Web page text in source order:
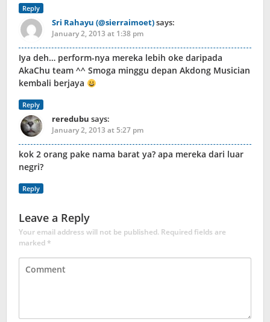
Reply
Sri Rahayu (@sierraimoet)says:
January 2, 2013 at 1:38 pm
Iya deh… perform-nya mereka lebih oke daripada
AkaChu team ^^ Smoga minggu depan Akdong Musician
kembali berjaya
Reply
reredubu says:
January 2, 2013 at 5:27 pm
kok 2 orang pake nama barat ya? apa mereka dari luar
negri?
Reply
Leave a Reply
Your email address will not be published. Required fields are
marked*